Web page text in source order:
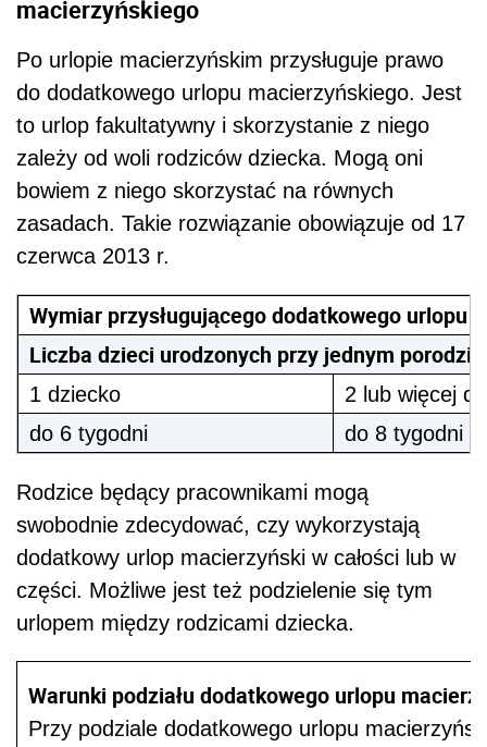
macierzyńskiego
Po urlopie macierzyńskim przysługuje prawo
do dodatkowego urlopu macierzyńskiego. Jest
to urlop fakultatywny i skorzystanie z niego
zależy od woli rodziców dziecka. Mogą oni
bowiem z niego skorzystać na równych
zasadach. Takie rozwiązanie obowiązuje od 17
czerwca 2013 r.
Wymiar przysługującego dodatkowego urlopu
Liczba dzieci urodzonych przy jednym
1 dziecko
2 lub więcej
do 6 tygodni
do 8 tygodni
Rodzice będący pracownikami mogą
swobodnie zdecydować, czy wykorzystają
dodatkowy urlop macierzyński w całości lub w
części. Możliwe jest też podzielenie się tym
urlopem między rodzicami dziecka.
Warunki podziału dodatkowego urlopu
Przy podziale dodatkowego urlopu